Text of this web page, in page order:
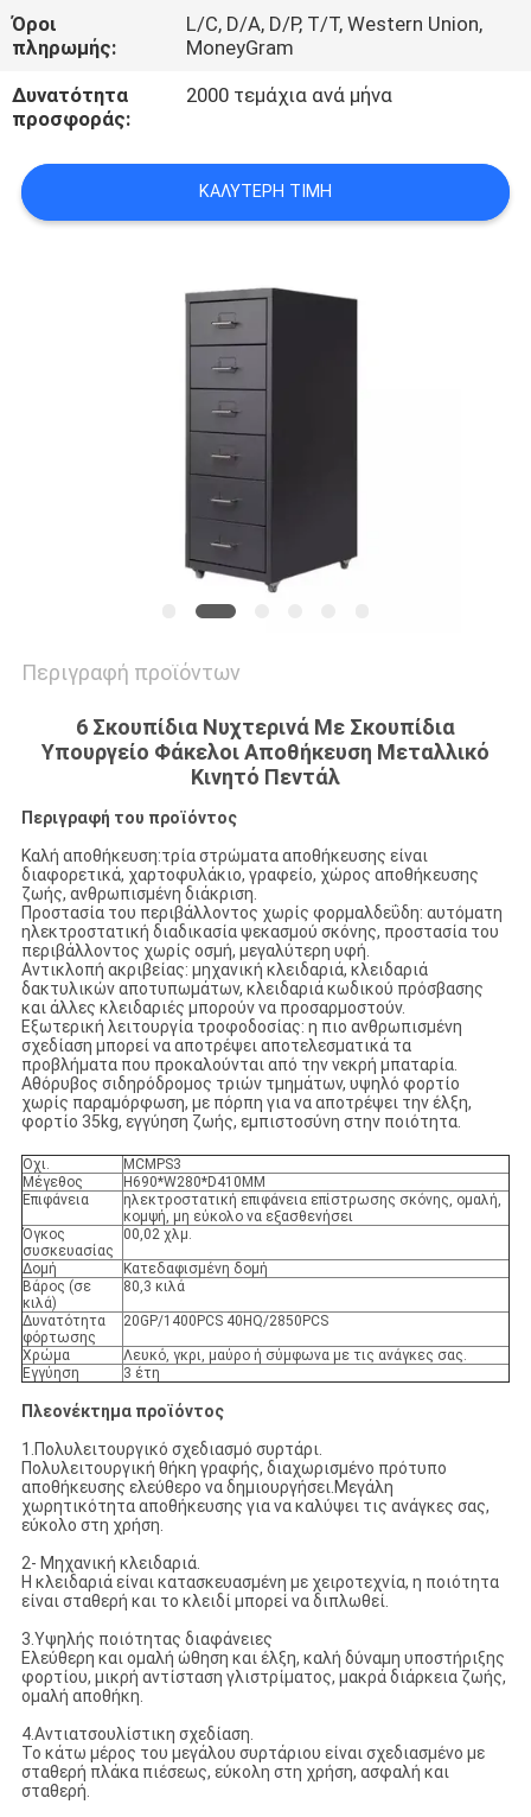
ΕΙΔΉΣΕΙΣ
ΖΗΤΉΣΤΕ
ΈΝΑ
ΑΠΌΣΠΑΣΜΑ
Όροι
πληρωμής:
L/C, D/A, D/P, T/T, Western Union,
MoneyGram
Δυνατότητα
προσφοράς:
2000 τεμάχια ανά μήνα
ΚΑΛΎΤΕΡΗ ΤΙΜΉ
Περιγραφή προϊόντων
6 Σκουπίδια Νυχτερινά Με Σκουπίδια
Υπουργείο Φάκελοι Αποθήκευση Μεταλλικό
Κινητό Πεντάλ
Περιγραφή του προϊόντος
Καλή αποθήκευση:τρία στρώματα αποθήκευσης είναι
διαφορετικά, χαρτοφυλάκιο, γραφείο, χώρος αποθήκευσης
ζωής, ανθρωπισμένη διάκριση.
Προστασία του περιβάλλοντος χωρίς φορμαλδεΰδη: αυτόματη
ηλεκτροστατική διαδικασία ψεκασμού σκόνης, προστασία του
περιβάλλοντος χωρίς οσμή, μεγαλύτερη υφή.
Αντικλοπή ακριβείας: μηχανική κλειδαριά, κλειδαριά
δακτυλικών αποτυπωμάτων, κλειδαριά κωδικού πρόσβασης
και άλλες κλειδαριές μπορούν να προσαρμοστούν.
Εξωτερική λειτουργία τροφοδοσίας: η πιο ανθρωπισμένη
σχεδίαση μπορεί να αποτρέψει αποτελεσματικά τα
προβλήματα που προκαλούνται από την νεκρή μπαταρία.
Αθόρυβος σιδηρόδρομος τριών τμημάτων, υψηλό φορτίο
χωρίς παραμόρφωση, με πόρπη για να αποτρέψει την έλξη,
φορτίο 35kg, εγγύηση ζωής, εμπιστοσύνη στην ποιότητα.
Οχι.
MCMPS3
Μέγεθος
H690*W280*D410MM
Επιφάνεια
ηλεκτροστατική επιφάνεια επίστρωσης σκόνης, ομαλή,
κομψή, μη εύκολο να εξασθενήσει
Όγκος
συσκευασίας
00,02 χλμ.
Δομή
Κατεδαφισμένη δομή
Βάρος (σε
κιλά)
80,3 κιλά
Δυνατότητα
φόρτωσης
20GP/1400PCS 40HQ/2850PCS
Χρώμα
Λευκό, γκρι, μαύρο ή σύμφωνα με τις ανάγκες σας.
Εγγύηση
3 έτη
Πλεονέκτημα προϊόντος
1.Πολυλειτουργικό σχεδιασμό συρτάρι.
Πολυλειτουργική θήκη γραφής, διαχωρισμένο πρότυπο
αποθήκευσης ελεύθερο να δημιουργήσει.Μεγάλη
χωρητικότητα αποθήκευσης για να καλύψει τις ανάγκες σας,
εύκολο στη χρήση.
2- Μηχανική κλειδαριά.
Η κλειδαριά είναι κατασκευασμένη με χειροτεχνία, η ποιότητα
είναι σταθερή και το κλειδί μπορεί να διπλωθεί.
3.Υψηλής ποιότητας διαφάνειες
Ελεύθερη και ομαλή ώθηση και έλξη, καλή δύναμη υποστήριξης
φορτίου, μικρή αντίσταση γλιστρίματος, μακρά διάρκεια ζωής,
ομαλή αποθήκη.
4.Αντιατσουλίστικη σχεδίαση.
Το κάτω μέρος του μεγάλου συρτάριου είναι σχεδιασμένο με
σταθερή πλάκα πιέσεως, εύκολη στη χρήση, ασφαλή και
σταθερή.